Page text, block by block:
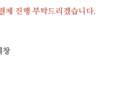
제 진행 부탁드리겠습니다.
창